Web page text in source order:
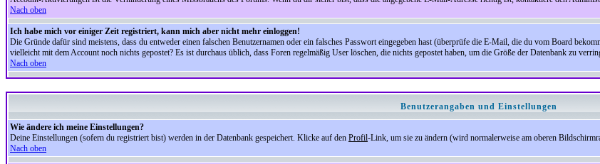
Nach oben
Ich habe mich vor einiger Zeit registriert, kann mich aber nicht mehr einloggen!
Die Gründe dafür sind meistens, dass du entweder einen falschen Benutzernamen oder ein falsches Passwort eingegeben hast (überprüfe die E-Mail, die du vom Board
vielleicht mit dem Account noch nichts gepostet? Es ist durchaus üblich, dass Foren regelmäßig User löschen, die nichts gepostet haben, um die Größe der Datenbank zu
Nach oben
Benutzerangaben und Einstellungen
Wie ändere ich meine Einstellungen?
Deine Einstellungen (sofern du registriert bist) werden in der Datenbank gespeichert. Klicke auf den Profil-Link, um sie zu ändern (wird normalerweise am oberen
Nach oben